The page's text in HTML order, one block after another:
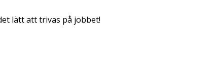
lätt att trivas på jobbet!